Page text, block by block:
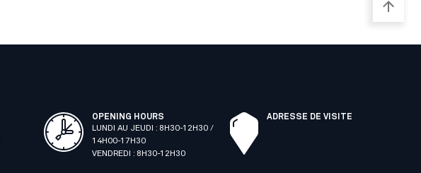
OPENING HOURS
LUNDI AU JEUDI : 8H30-12H30 /
14H00-17H30
VENDREDI : 8H30-12H30
ADRESSE DE VISITE